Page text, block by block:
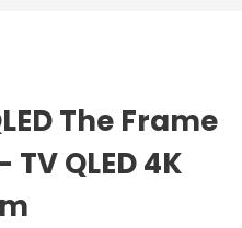
The Frame
TV QLED 4K